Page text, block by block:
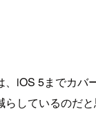
iOS 5までカ
しているのだと